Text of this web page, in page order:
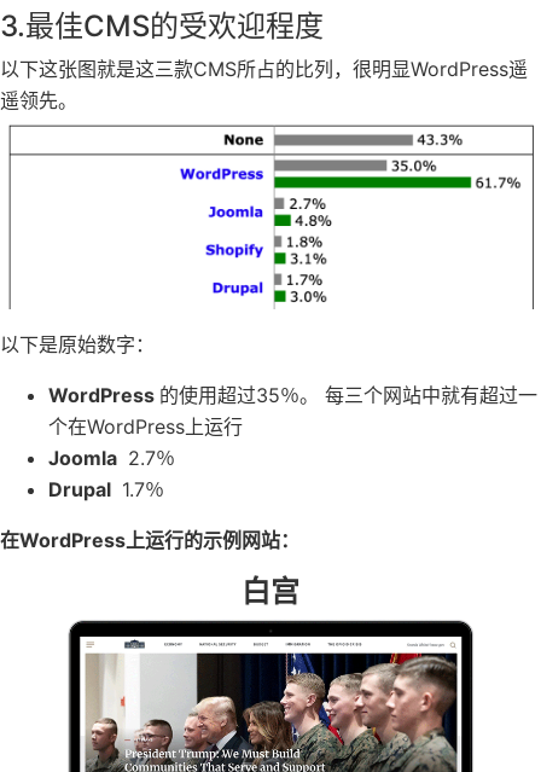
3.最佳CMS的受欢迎程度
以下这张图就是这三款CMS所占的比列，很明显WordPress遥
遥领先。
以下是原始数字：
WordPress 的使用超过35％。 每三个网站中就有超过一
个在WordPress上运行
Joomla 2.7％
Drupal 1.7％
在WordPress上运行的示例网站：
白宫